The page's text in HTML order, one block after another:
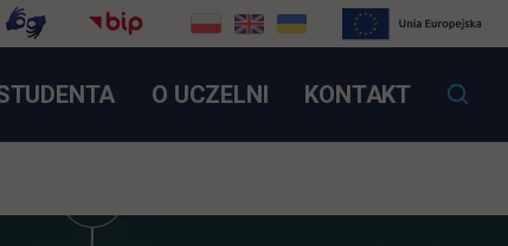
SIĘ W NOWEJ KARCIE
O UCZELNI KONTAKT